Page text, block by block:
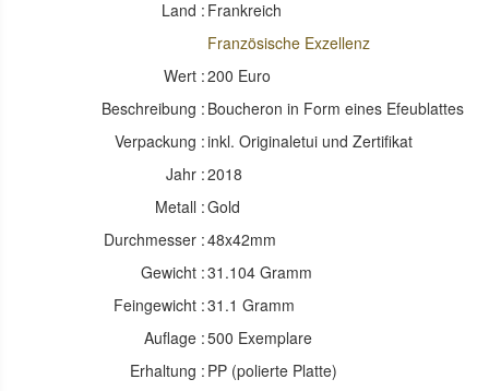
Land : Frankreich
Französische Exzellenz
Wert :200 Euro
Beschreibung : Boucheron in Form eines Efeublattes
Verpackung :inkl. Originaletui und Zertifikat
Jahr :2018
Metall :Gold
Durchmesser :48x42mm
Gewicht :31.104 Gramm
Feingewicht :31.1 Gramm
Auflage :500 Exemplare
Erhaltung : PP (polierte Platte)